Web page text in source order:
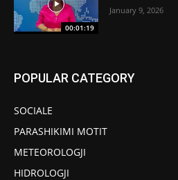
00:01:19
January 9, 2026
POPULAR CATEGORY
SOCIALE
PARASHIKIMI MOTIT
METEOROLOGJI
HIDROLOGJI